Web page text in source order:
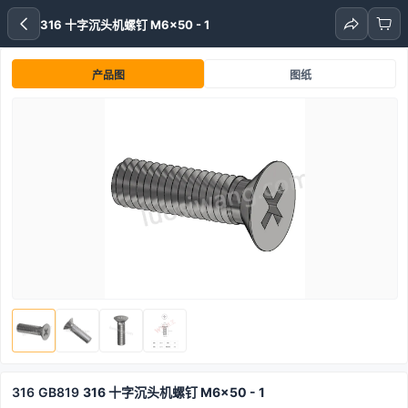
316 十字沉头机螺钉 M6x50 - 1
产品图 图纸
316 GB819 316 十字沉头机螺钉 M6x50 - 1